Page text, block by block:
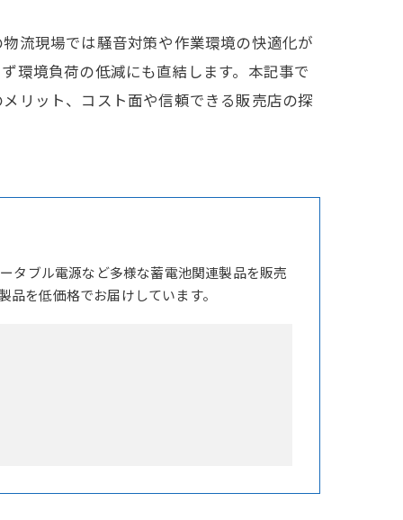
流現場では騒音対策や作業環境の快適化が
環境負荷の低減にも直結します。本記事で
リット、コスト面や信頼できる販売店の探
タブル電源など多様な蓄電池関連製品を販売
を低価格でお届けしています。